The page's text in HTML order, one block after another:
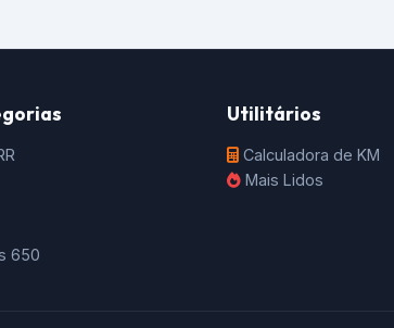
650
Utilitários
Calculadora de KM
Mais Lidos